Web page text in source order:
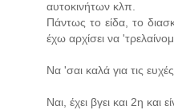
αυτοκινήτων κλπ.
Πάντως το είδα, το
έχω αρχίσει να
Να 'σαι καλά για τις
Ναι, έχει βγει και 2η